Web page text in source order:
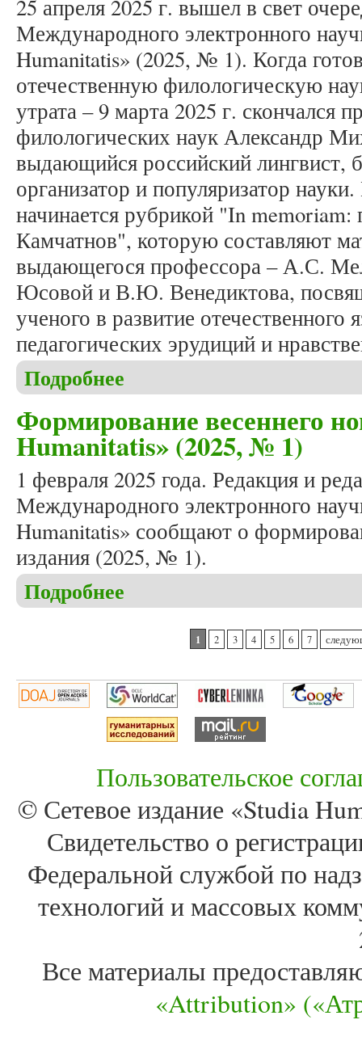
25 апреля 2025 г. вышел в свет
Международного электронного
Humanitatis» (2025, № 1). Когда
отечественную филологическую
утрата – 9 марта 2025 г. скончался
филологических наук Александр
выдающийся российский лингвист,
организатор и популяризатор
начинается рубрикой "In
Камчатнов", которую составляют
выдающегося профессора – А.С.
Юсовой и В.Ю. Венедиктова,
ученого в развитие отечественного
педагогических эрудиций и
Подробнее
Формирование весеннего
Humanitatis» (2025, № 1)
1 февраля 2025 года. Редакция и
Международного электронного
Humanitatis» сообщают о
издания (2025, № 1).
Подробнее
1 2 3 4 5 6 7
Пользовательское
© Сетевое издание «Studia
Свидетельство о
Федеральной службой по
технологий и массовых
Все материалы
«Attribution»